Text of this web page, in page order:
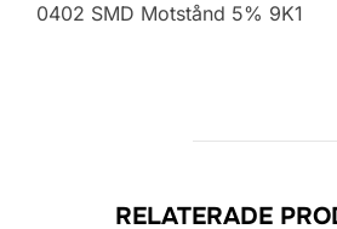
0402 SMD Motstånd 5% 9K1
RELATERADE